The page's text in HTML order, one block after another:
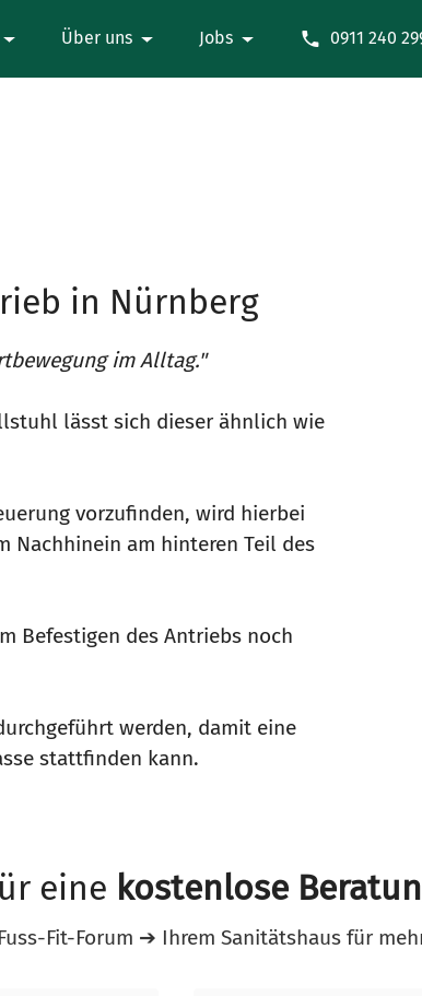
Über uns Jobs 0911 240
in Nürnberg
im Alltag."
lässt sich dieser ähnlich wie
vorzufinden, wird hierbei
Nachhinein am hinteren Teil des
Befestigen des Antriebs noch
werden, damit eine
stattfinden kann.
eine kostenlose
Fit-Forum ➔ Ihrem Sanitätshaus für